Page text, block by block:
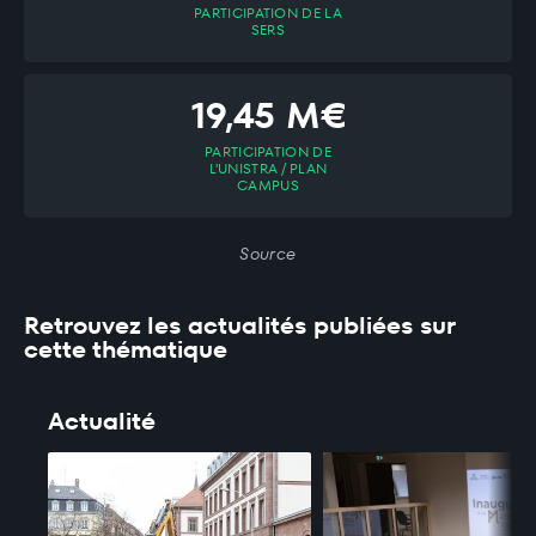
PARTICIPATION DE LA
SERS
19,45 M€
PARTICIPATION DE
L'UNISTRA / PLAN
CAMPUS
Source
Retrouvez les actualités publiées sur
cette thématique
Actualité